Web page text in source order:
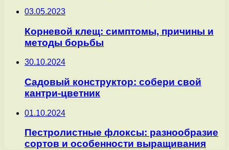
03.05.2023
Корневой клещ: симптомы, причины и
методы борьбы
30.10.2024
Садовый конструктор: собери свой
кантри-цветник
01.10.2024
Пестролистные флоксы: разнообразие
сортов и особенности выращивания